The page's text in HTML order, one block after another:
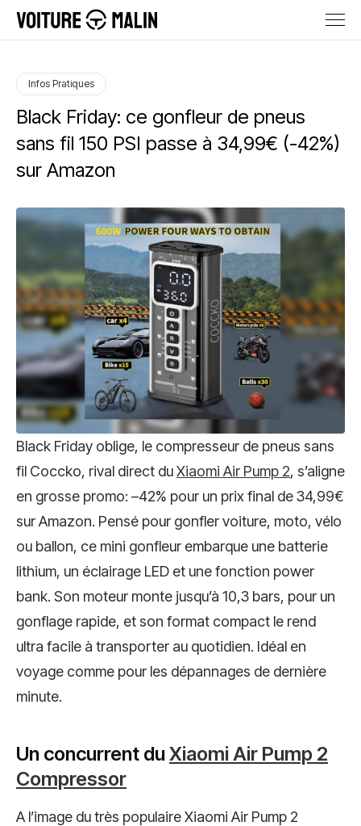
Infos Pratiques
Black Friday: ce gonfleur de pneus
sans fil 150 PSI passe à 34,99€ (-42%)
sur Amazon
Black Friday oblige, le compresseur de pneus sans
fil Coccko, rival direct duXiaomi Air Pump 2, s’aligne
en grosse promo: –42% pour un prix final de 34,99€
sur Amazon. Pensé pour gonfler voiture, moto, vélo
ou ballon, ce mini gonfleur embarque une batterie
lithium, un éclairage LED et une fonction power
bank. Son moteur monte jusqu’à 10,3 bars, pour un
gonflage rapide, et son format compact le rend
ultra facile à transporter au quotidien. Idéal en
voyage comme pour les dépannages de dernière
minute.
Un concurrent duXiaomi Air Pump 2
Compressor
A l’image du très populaire Xiaomi Air Pump 2